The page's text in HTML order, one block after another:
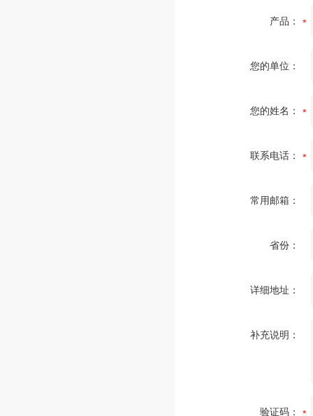
产品：
您的单位：
您的姓名：
联系电话：
常用邮箱：
省份：
详细地址：
补充说明：
验证码：